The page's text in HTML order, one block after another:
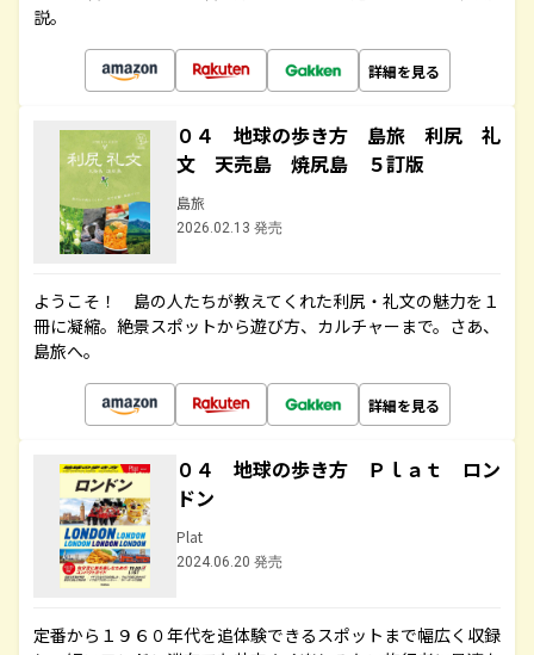
説。
詳細を見る
０４ 地球の歩き方 島旅 利尻 礼
文 天売島 焼尻島 ５訂版
島旅
2026.02.13 発売
ようこそ！ 島の人たちが教えてくれた利尻・礼文の魅力を１
冊に凝縮。絶景スポットから遊び方、カルチャーまで。さあ、
島旅へ。
詳細を見る
０４ 地球の歩き方 Ｐｌａｔ ロン
ドン
Plat
2024.06.20 発売
定番から１９６０年代を追体験できるスポットまで幅広く収録